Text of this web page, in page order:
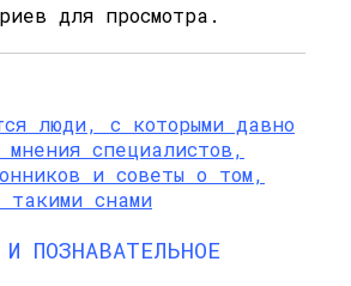
для просмотра.
ПОЗНАВАТЕЛЬНОЕ